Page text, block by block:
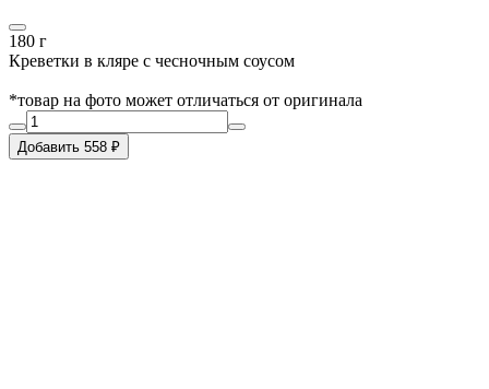
180 г
Креветки в кляре с чесночным соусом
*товар на фото может отличаться от оригинала
Добавить 558 ₽